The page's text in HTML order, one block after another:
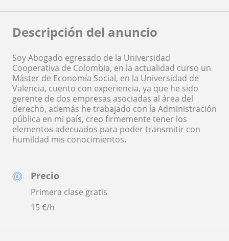
Precio
Primera clase gratis
15€/h
Descripción del anuncio
Soy Abogado egresado de la Universidad
Cooperativa de Colombia, en la actualidad curso un
Máster de Economía Social, en la Universidad de
Valencia, cuento con experiencia, ya que he sido
gerente de dos empresas asociadas al área del
derecho, además he trabajado con la Administración
pública en mi país, creo firmemente tener los
elementos adecuados para poder transmitir con
humildad mis conocimientos.